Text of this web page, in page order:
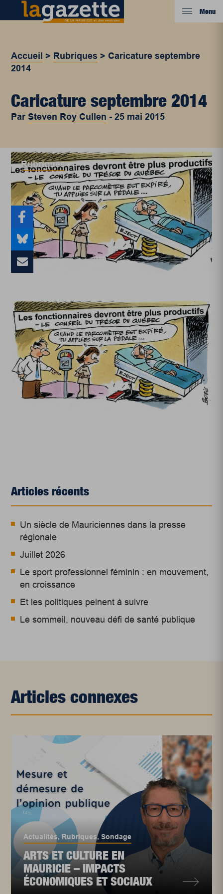
Menu
Accueil > Rubriques > Caricature septembre
2014
Caricature septembre 2014
ParSteven Roy Cullen -25 mai 2015
Rubriques
Articles récents
Un siècle de Mauriciennes dans la presse
régionale
Juillet 2026
Le sport professionnel féminin : en mouvement,
en croissance
Et les politiques peinent à suivre
Le sommeil, nouveau défi de santé publique
Articles connexes
Actualités, Rubriques,Sondage
ARTS ET CULTURE EN
MAURICIE – IMPACTS
ÉCONOMIQUES ET SOCIAUX